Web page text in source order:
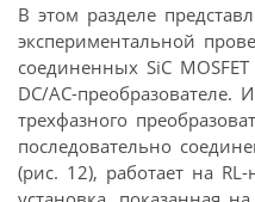
В этом разделе
экспериментальной
соединенных SiC
DC/AC-
трехфазного
последовательно
(рис. 12), работает на RL-